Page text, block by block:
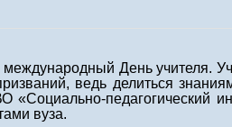
День учителя.
ведь делиться
педагогический
вуза.